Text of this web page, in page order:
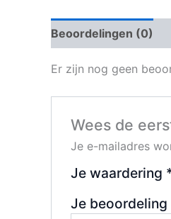
Beoordelingen (0)
Er zijn nog geen
Wees de
Je e-mailadres
Je waardering
Je beoordeling